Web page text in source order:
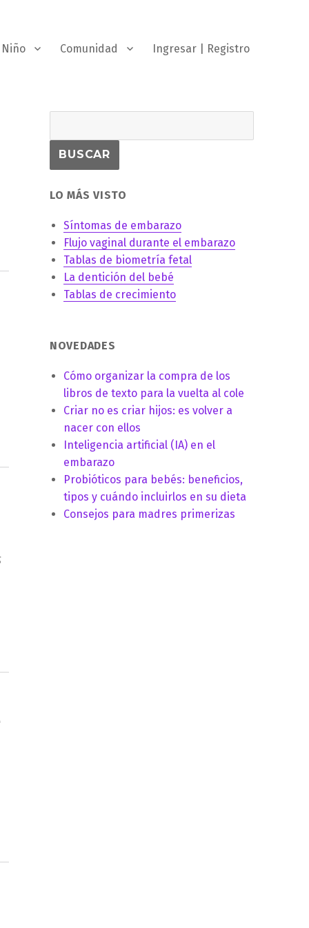
Niño Comunidad Ingresar | Registro
LO MÁS VISTO
Síntomas de embarazo
Flujo vaginal durante el embarazo
Tablas de biometría fetal
La dentición del bebé
Tablas de crecimiento
NOVEDADES
Cómo organizar la compra de los
libros de texto para la vuelta al cole
Criar no es criar hijos: es volver a
nacer con ellos
Inteligencia artificial (IA) en el
embarazo
Probióticos para bebés: beneficios,
tipos y cuándo incluirlos en su dieta
Consejos para madres primerizas